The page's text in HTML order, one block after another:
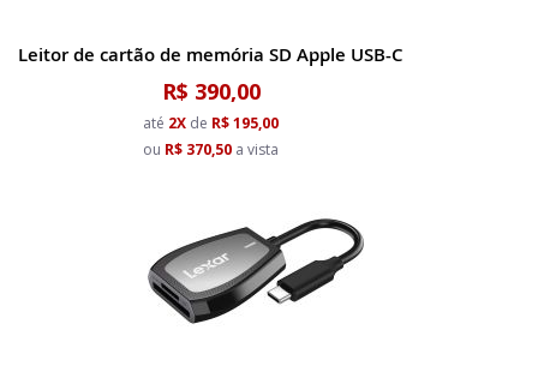
Leitor de cartão de memória SD Apple USB-C
R$ 390,00
até 2X de R$ 195,00
ou R$ 370,50 a vista